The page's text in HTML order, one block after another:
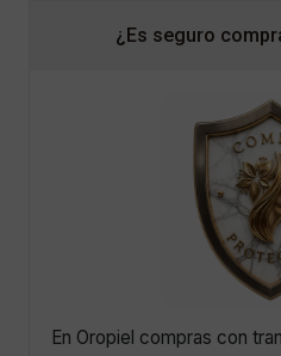
¿Es seguro
En Oropiel compras con